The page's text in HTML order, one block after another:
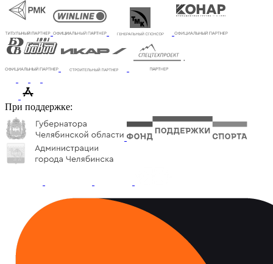
При поддержке: